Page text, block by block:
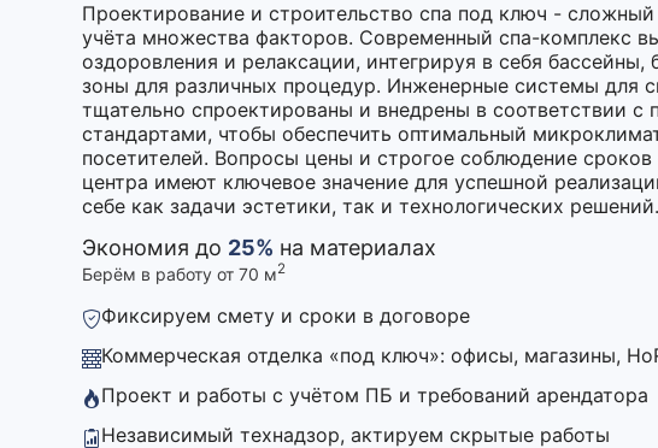
Проектирование и строительство спа под ключ -
учёта множества факторов. Современный спа-комплекс
оздоровления и релаксации, интегрируя в себя
зоны для различных процедур. Инженерные системы для
тщательно спроектированы и внедрены в соответствии с
стандартами, чтобы обеспечить оптимальный
посетителей. Вопросы цены и строгое соблюдение сроков
центра имеют ключевое значение для успешной
себе как задачи эстетики, так и технологических решений.
Экономия до 25% на материалах
Берём в работу от 70 м2
Фиксируем смету и сроки в договоре
Коммерческая отделка «под ключ»: офисы, магазины,
Проект и работы с учётом ПБ и требований арендатора
Независимый технадзор, актируем скрытые работы